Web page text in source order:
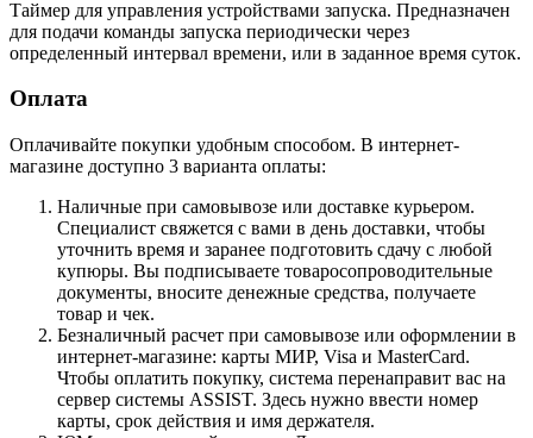
Таймер для управления устройствами запуска. Предназначен
для подачи команды запуска периодически через
определенный интервал времени, или в заданное время суток.
Оплата
Оплачивайте покупки удобным способом. В интернет-
магазине доступно 3 варианта оплаты:
Наличные при самовывозе или доставке курьером.
Специалист свяжется с вами в день доставки, чтобы
уточнить время и заранее подготовить сдачу с любой
купюры. Вы подписываете товаросопроводительные
документы, вносите денежные средства, получаете
товар и чек.
Безналичный расчет при самовывозе или оформлении в
интернет-магазине: карты МИР, Visa и MasterCard.
Чтобы оплатить покупку, система перенаправит вас на
сервер системы ASSIST. Здесь нужно ввести номер
карты, срок действия и имя держателя.